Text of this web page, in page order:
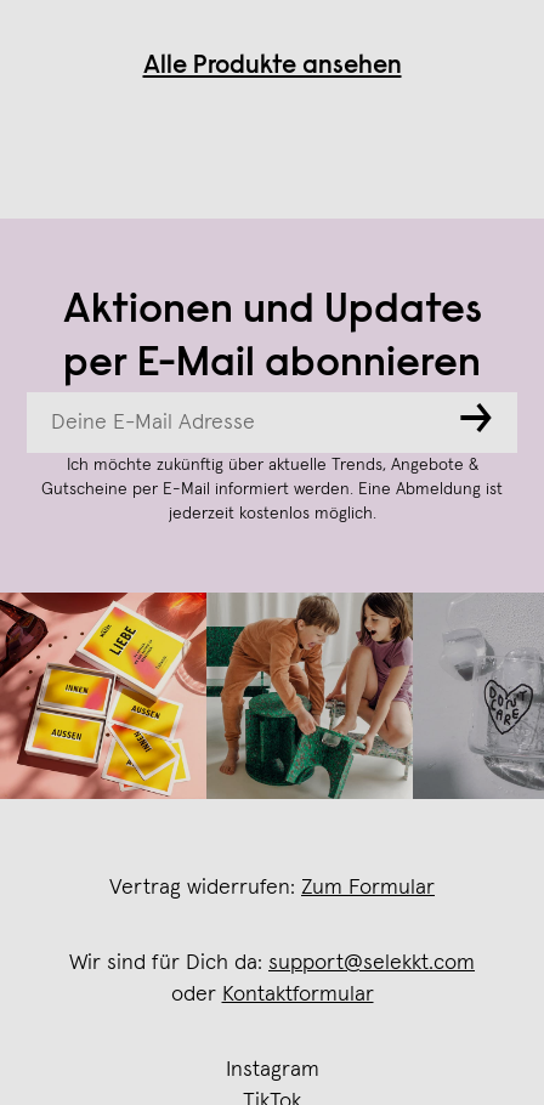
Alle Produkte ansehen
Aktionen und Updates
per E-Mail abonnieren
→
Ich möchte zukünftig über aktuelle Trends, Angebote &
Gutscheine per E-Mail informiert werden. Eine Abmeldung ist
jederzeit kostenlos möglich.
Vertrag widerrufen: Zum Formular
Wir sind für Dich da: support@selekkt.com
oder Kontaktformular
Instagram